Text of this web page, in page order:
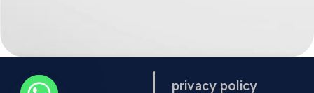
privacy policy